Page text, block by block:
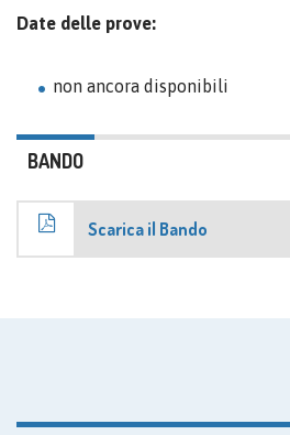
Date delle prove:
non ancora disponibili
BANDO
Scarica il Bando